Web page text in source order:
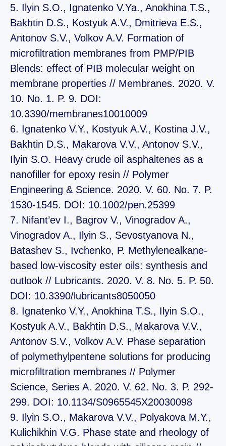
5. Ilyin S.O., Ignatenko V.Ya., Anokhina T.S.,
Bakhtin D.S., Kostyuk A.V., Dmitrieva E.S.,
Antonov S.V., Volkov A.V. Formation of
microfiltration membranes from PMP/PIB
Blends: effect of PIB molecular weight on
membrane properties // Membranes. 2020. V.
10. No. 1. P. 9. DOI:
10.3390/membranes10010009
6. Ignatenko V.Y., Kostyuk A.V., Kostina J.V.,
Bakhtin D.S., Makarova V.V., Antonov S.V.,
Ilyin S.O. Heavy crude oil asphaltenes as a
nanofiller for epoxy resin // Polymer
Engineering & Science. 2020. V. 60. No. 7. P.
1530-1545. DOI: 10.1002/pen.25399
7. Nifant’ev I., Bagrov V., Vinogradov A.,
Vinogradov A., Ilyin S., Sevostyanova N.,
Batashev S., Ivchenko, P. Methylenealkane-
based low-viscosity ester oils: synthesis and
outlook // Lubricants. 2020. V. 8. No. 5. P. 50.
DOI: 10.3390/lubricants8050050
8. Ignatenko V.Y., Anokhina T.S., Ilyin S.O.,
Kostyuk A.V., Bakhtin D.S., Makarova V.V.,
Antonov S.V., Volkov A.V. Phase separation
of polymethylpentene solutions for producing
microfiltration membranes // Polymer
Science, Series A. 2020. V. 62. No. 3. P. 292-
299. DOI: 10.1134/S0965545X20030098
9. Ilyin S.O., Makarova V.V., Polyakova M.Y.,
Kulichikhin V.G. Phase state and rheology of